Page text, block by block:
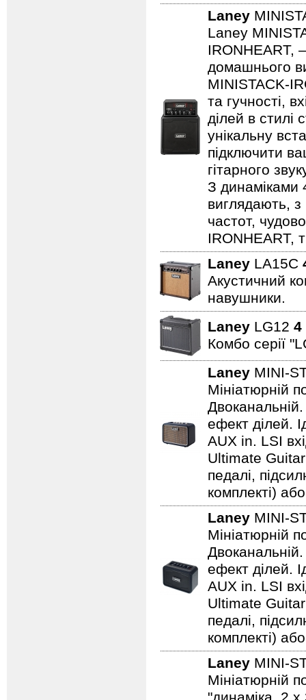
Laney
Laney
IRONHEART,
домашнього
MINISTACK-
та гучності,
ділей в стилі
унікальну
підключити
гітарного
З динаміками
виглядають, з
частот,
IRONHEART,
Laney LA15C
Акустичний
навушники.
Laney LG12 4
Комбо серії
Laney MINI-
Мініатюрній
ефект ділей.
AUX in. LSI
Ultimate Guitar
педалі,
комплекті)
Laney MINI-
Мініатюрній
ефект ділей.
AUX in. LSI
Ultimate Guitar
педалі,
комплекті)
Laney MINI-
Мініатюрній